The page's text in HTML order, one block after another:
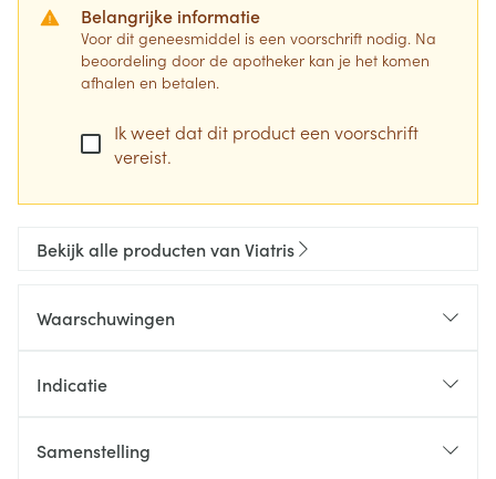
Belangrijke informatie
Voor dit geneesmiddel is een voorschrift nodig. Na
beoordeling door de apotheker kan je het komen
afhalen en betalen.
Ik weet dat dit product een voorschrift
vereist.
Bekijk alle producten van Viatris
Waarschuwingen
Indicatie
Samenstelling